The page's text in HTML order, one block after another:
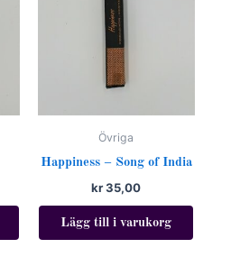
Övriga
Happiness – Song of India
kr35,00
Lägg till i varukorg